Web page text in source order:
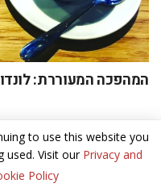
המהפכה המעוררת:
כתיבת תגובה
to use this website you
used. Visit our Privacy and
Policy